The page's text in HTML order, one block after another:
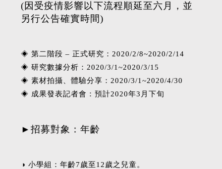
(因受疫情影響以下流程順延至六月，並
另行公告確實時間)
◈ 第二階段 – 正式研究：2020/2/8~2020/2/14
◈ 研究數據分析：2020/3/1~2020/3/15
◈ 素材拍攝、體驗分享：2020/3/1~2020/4/30
◈ 成果發表記者會：預計2020年3月下旬
►招募對象：年齡
◑ 小學組：年齡7歲至12歲之兒童。